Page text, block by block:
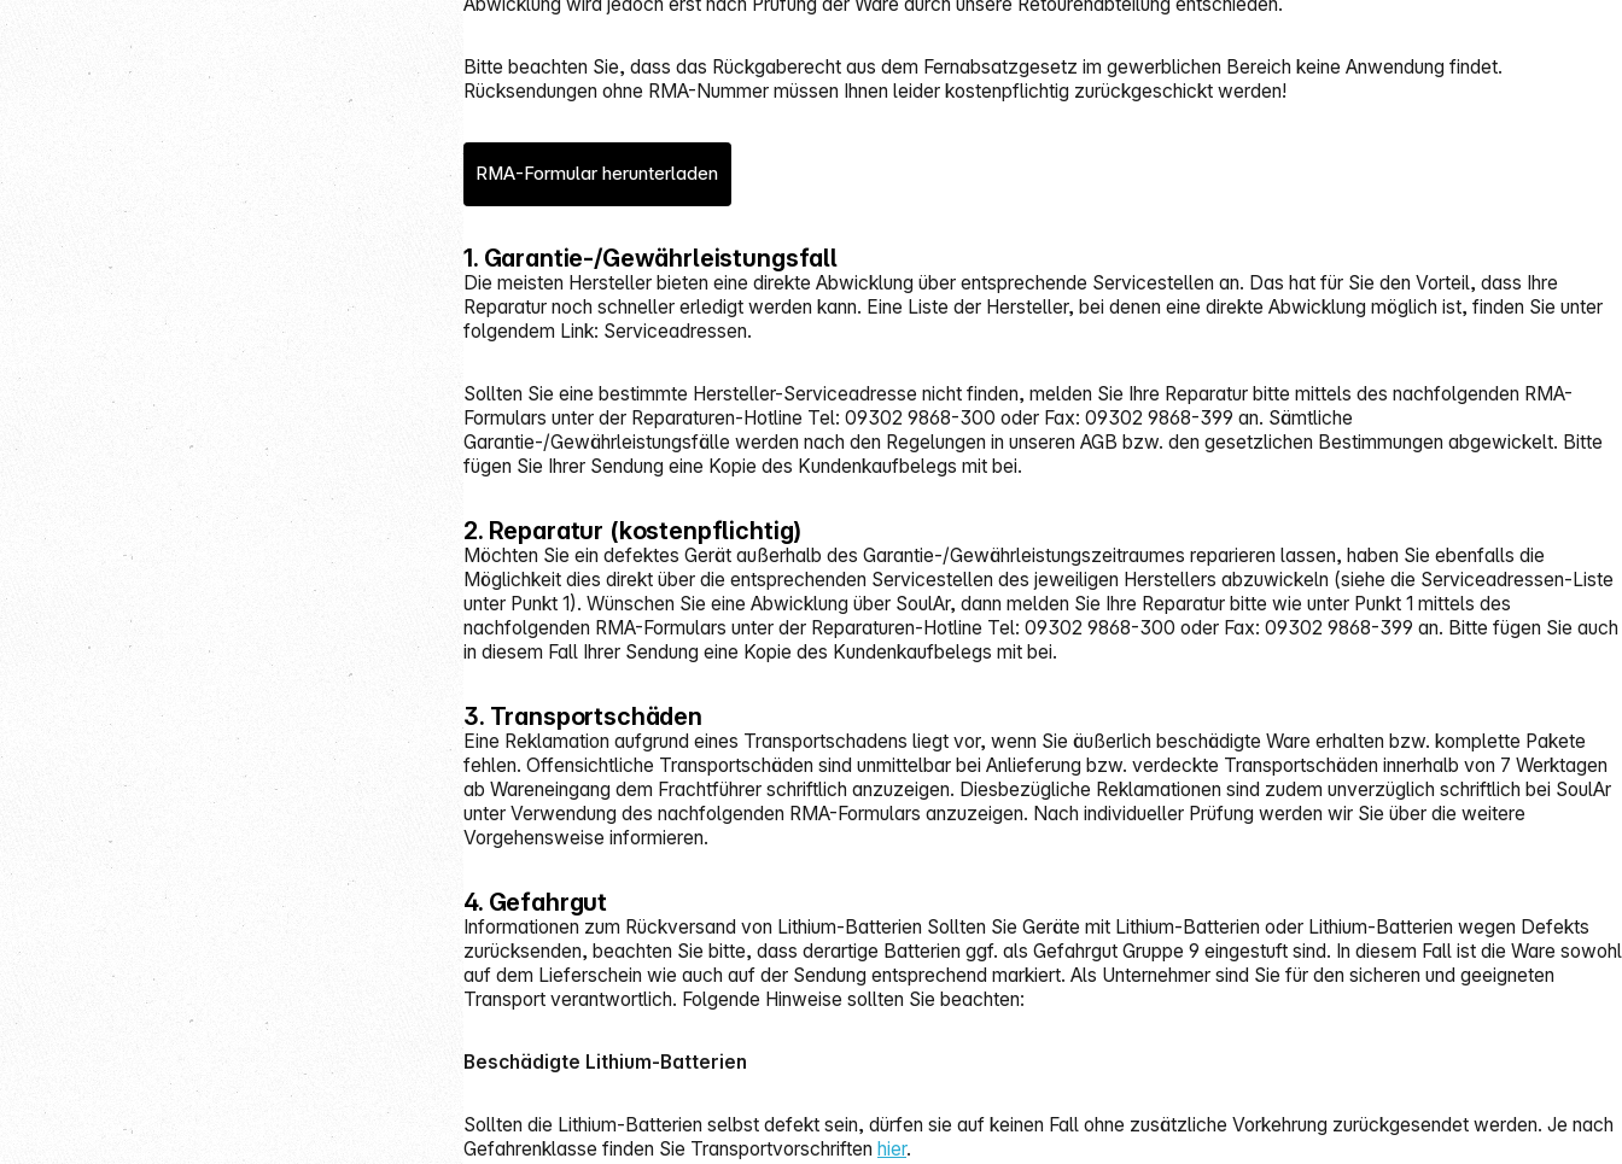
Bitte beachten Sie, dass das Rückgaberecht aus dem Fernabsatzgesetz im gewerblichen Bereich keine Anwendung findet.
Rücksendungen ohne RMA-Nummer müssen Ihnen leider kostenpflichtig zurückgeschickt werden!
RMA-Formular herunterladen
1. Garantie-/Gewährleistungsfall
Die meisten Hersteller bieten eine direkte Abwicklung über entsprechende Servicestellen an. Das hat für Sie den Vorteil, dass Ihre
Reparatur noch schneller erledigt werden kann. Eine Liste der Hersteller, bei denen eine direkte Abwicklung möglich ist, finden Sie unter
folgendem Link: Serviceadressen.
Sollten Sie eine bestimmte Hersteller-Serviceadresse nicht finden, melden Sie Ihre Reparatur bitte mittels des nachfolgenden RMA-
Formulars unter der Reparaturen-Hotline Tel: 09302 9868-300 oder Fax: 09302 9868-399 an. Sämtliche
Garantie-/Gewährleistungsfälle werden nach den Regelungen in unseren AGB bzw. den gesetzlichen Bestimmungen abgewickelt. Bitte
fügen Sie Ihrer Sendung eine Kopie des Kundenkaufbelegs mit bei.
2. Reparatur (kostenpflichtig)
Möchten Sie ein defektes Gerät außerhalb des Garantie-/Gewährleistungszeitraumes reparieren lassen, haben Sie ebenfalls die
Möglichkeit dies direkt über die entsprechenden Servicestellen des jeweiligen Herstellers abzuwickeln (siehe die Serviceadressen-Liste
unter Punkt 1). Wünschen Sie eine Abwicklung über SoulAr, dann melden Sie Ihre Reparatur bitte wie unter Punkt 1 mittels des
nachfolgenden RMA-Formulars unter der Reparaturen-Hotline Tel: 09302 9868-300 oder Fax: 09302 9868-399 an. Bitte fügen Sie auch
in diesem Fall Ihrer Sendung eine Kopie des Kundenkaufbelegs mit bei.
3. Transportschäden
Eine Reklamation aufgrund eines Transportschadens liegt vor, wenn Sie äußerlich beschädigte Ware erhalten bzw. komplette Pakete
fehlen. Offensichtliche Transportschäden sind unmittelbar bei Anlieferung bzw. verdeckte Transportschäden innerhalb von 7 Werktagen
ab Wareneingang dem Frachtführer schriftlich anzuzeigen. Diesbezügliche Reklamationen sind zudem unverzüglich schriftlich bei SoulAr
unter Verwendung des nachfolgenden RMA-Formulars anzuzeigen. Nach individueller Prüfung werden wir Sie über die weitere
Vorgehensweise informieren.
4. Gefahrgut
Informationen zum Rückversand von Lithium-Batterien Sollten Sie Geräte mit Lithium-Batterien oder Lithium-Batterien wegen Defekts
zurücksenden, beachten Sie bitte, dass derartige Batterien ggf. als Gefahrgut Gruppe 9 eingestuft sind. In diesem Fall ist die Ware sowohl
auf dem Lieferschein wie auch auf der Sendung entsprechend markiert. Als Unternehmer sind Sie für den sicheren und geeigneten
Transport verantwortlich. Folgende Hinweise sollten Sie beachten:
Beschädigte Lithium-Batterien
Sollten die Lithium-Batterien selbst defekt sein, dürfen sie auf keinen Fall ohne zusätzliche Vorkehrung zurückgesendet werden. Je nach
Gefahrenklasse finden Sie Transportvorschriften hier.